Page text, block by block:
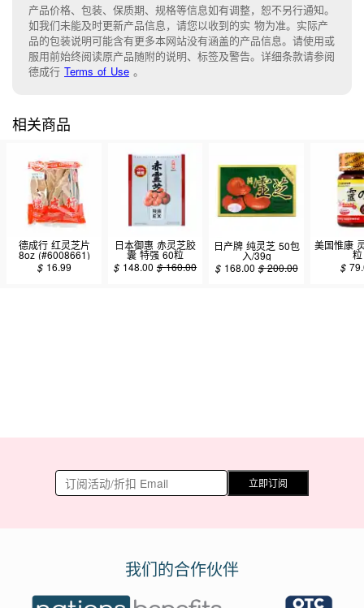
产品价格、包装、保质期、规格等信息如有调整，恕不另行通知。
如我们未能及时更新产品信息， 请您以收到的实 物为准。 实际产
品的包装说明可能含有更多本网站没有涵盖的产品信息。请使用或
服用前始终阅读原产品随附的说明、 标签及警告。 详细条款请参阅
德成行 Terms of Use 。
相关商品
德成行 红灵芝片
8oz (#6008661)
$ 16.99
日本御惠 赤灵芝胶
囊 特强 60粒
$ 148.00 $160.00
日产牌 纯灵芝 50包
入/39g
$ 168.00 $200.00
美国惟康
粒
$
立即订阅
我们的合作伙伴